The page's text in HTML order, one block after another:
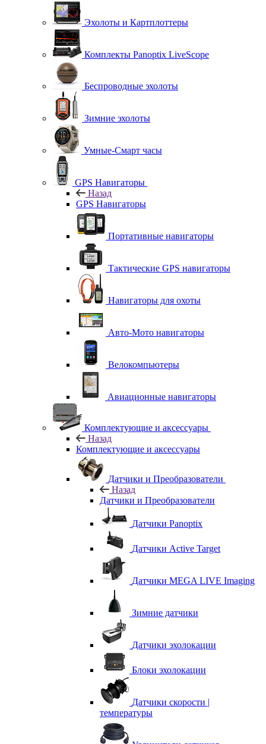
Эхолоты и Картплоттеры
Комплекты Panoptix LiveScope
Беспроводные эхолоты
Зимние эхолоты
Умные-Смарт часы
GPS Навигаторы
Назад
GPS Навигаторы
Портативные навигаторы
Тактические GPS навигаторы
Навигаторы для охоты
Авто-Мото навигаторы
Велокомпьютеры
Авиационные навигаторы
Комплектующие и аксессуары
Назад
Комплектующие и аксессуары
Датчики и Преобразователи
Назад
Датчики и Преобразователи
Датчики Panoptix
Датчики Active Target
Датчики MEGA LIVE Imaging
Зимние датчики
Датчики эхолокации
Блоки эхолокации
Датчики скорости |
температуры